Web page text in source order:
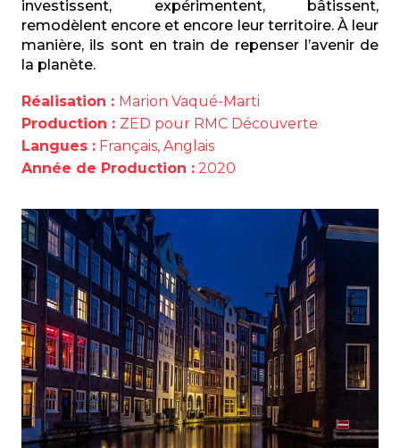
investissent, expérimentent, bâtissent,
remodèlent encore et encore leur territoire. À leur
manière, ils sont en train de repenser l’avenir de
la planète.
Réalisation : Marion Vaqué-Marti
Production : ZED pour RMC Découverte
Langues : Français, Anglais
Année de Production : 2020